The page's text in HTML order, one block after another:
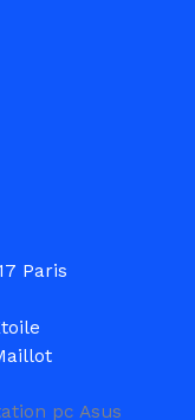
Paris